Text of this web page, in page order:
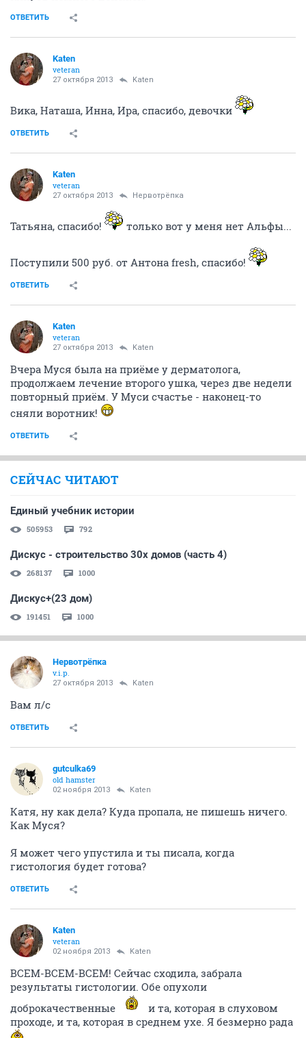
ОТВЕТИТЬ
Katen
veteran
27 октября 2013 Katen
Вика, Наташа, Инна, Ира, спасибо, девочки
ОТВЕТИТЬ
Katen
veteran
27 октября 2013 Нервотрёпка
Татьяна, спасибо! только вот у меня нет Альфы...
Поступили 500 руб. от Антона fresh, спасибо!
ОТВЕТИТЬ
Katen
veteran
27 октября 2013 Katen
Вчера Муся была на приёме у дерматолога,
продолжаем лечение второго ушка, через две недели
повторный приём. У Муси счастье - наконец-то
сняли воротник!
ОТВЕТИТЬ
СЕЙЧАС ЧИТАЮТ
Единый учебник истории
505953 792
Дискус - строительство 30х домов (часть 4)
268137 1000
Дискус+(23 дом)
191451 1000
Нервотрёпка
v.i.p.
27 октября 2013 Katen
Вам л/с
ОТВЕТИТЬ
gutculka69
old hamster
02 ноября 2013 Katen
Катя, ну как дела? Куда пропала, не пишешь ничего.
Как Муся?
Я может чего упустила и ты писала, когда
гистология будет готова?
ОТВЕТИТЬ
Katen
veteran
02 ноября 2013 Katen
ВСЕМ-ВСЕМ-ВСЕМ! Сейчас сходила, забрала
результаты гистологии. Обе опухоли
доброкачественные
и та, которая в слуховом
проходе, и та, которая в среднем ухе. Я безмерно рада